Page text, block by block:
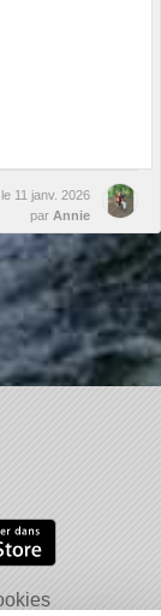
11 janv. 2026
par Annie